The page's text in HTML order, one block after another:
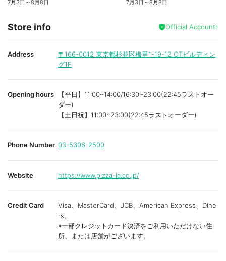
7月3日 ～8月8日 7月3日 ～8月8日
Store info Official Account
Address 〒166-0012 東京都杉並区梅里1-19-12 OTビルディン
グ1F
Opening hours
【平日】11:00~14:00/16:30~23:00(22:45ラストオー
ダー)
【土日祝】11:00~23:00(22:45ラストオーダー)
Phone Number 03-5306-2500
Website https://www.pizza-la.co.jp/
Credit Card
Visa、MasterCard、JCB、American Express、Dine
rs。
※一部クレジットカード決済をご利用いただけない住
所、または店舗がございます。